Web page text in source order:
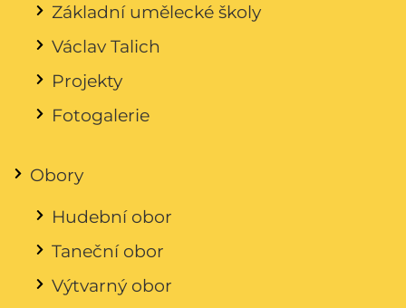
Základní umělecké školy
Václav Talich
Projekty
Fotogalerie
Obory
Hudební obor
Taneční obor
Výtvarný obor